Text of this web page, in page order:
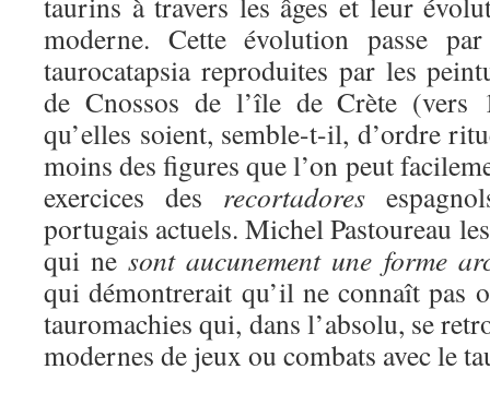
moderne. Cette évolution passe
taurocatapsia reproduites par les
de Cnossos de l’île de Crète (vers
qu’elles soient, semble-t-il, d’ordre
moins des figures que l’on peut
exercices des recortadores
portugais actuels. Michel Pastoureau
qui nesont aucunement une forme
qui démontrerait qu’il ne connaît pas
tauromachies qui, dans l’absolu, se
modernes de jeux ou combats avec le